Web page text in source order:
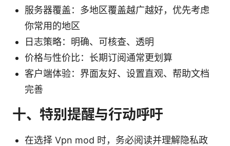
服务器覆盖：多地区覆盖越广越好，优先考虑
你常用的地区
日志策略：明确、可核查、透明
价格与性价比：长期订阅通常更划算
客户端体验：界面友好、设置直观、帮助文档
完善
十、特别提醒与行动呼吁
在选择 Vpn mod 时，务必阅读并理解隐私政